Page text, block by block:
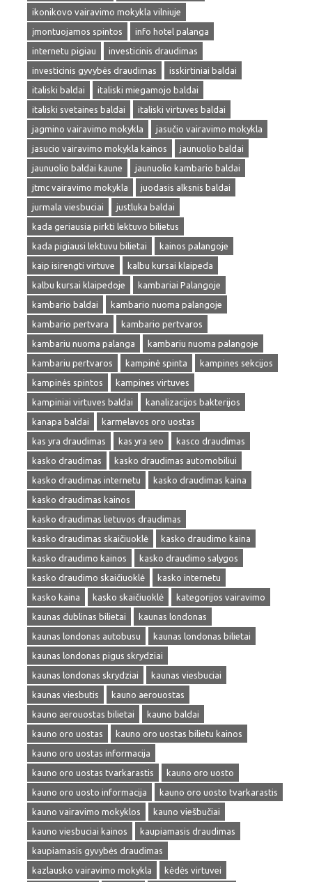
ikonikovo vairavimo mokykla vilniuje
įmontuojamos spintos
info hotel palanga
internetu pigiau
investicinis draudimas
investicinis gyvybės draudimas
isskirtiniai baldai
italiski baldai
italiski miegamojo baldai
italiski svetaines baldai
italiski virtuves baldai
jagmino vairavimo mokykla
jasučio vairavimo mokykla
jasucio vairavimo mokykla kainos
jaunuolio baldai
jaunuolio baldai kaune
jaunuolio kambario baldai
jtmc vairavimo mokykla
juodasis alksnis baldai
jurmala viesbuciai
justluka baldai
kada geriausia pirkti lektuvo bilietus
kada pigiausi lektuvu bilietai
kainos palangoje
kaip isirengti virtuve
kalbu kursai klaipeda
kalbu kursai klaipedoje
kambariai Palangoje
kambario baldai
kambario nuoma palangoje
kambario pertvara
kambario pertvaros
kambariu nuoma palanga
kambariu nuoma palangoje
kambariu pertvaros
kampinė spinta
kampines sekcijos
kampinės spintos
kampines virtuves
kampiniai virtuves baldai
kanalizacijos bakterijos
kanapa baldai
karmelavos oro uostas
kas yra draudimas
kas yra seo
kasco draudimas
kasko draudimas
kasko draudimas automobiliui
kasko draudimas internetu
kasko draudimas kaina
kasko draudimas kainos
kasko draudimas lietuvos draudimas
kasko draudimas skaičiuoklė
kasko draudimo kaina
kasko draudimo kainos
kasko draudimo salygos
kasko draudimo skaičiuoklė
kasko internetu
kasko kaina
kasko skaičiuoklė
kategorijos vairavimo
kaunas dublinas bilietai
kaunas londonas
kaunas londonas autobusu
kaunas londonas bilietai
kaunas londonas pigus skrydziai
kaunas londonas skrydziai
kaunas viesbuciai
kaunas viesbutis
kauno aerouostas
kauno aerouostas bilietai
kauno baldai
kauno oro uostas
kauno oro uostas bilietu kainos
kauno oro uostas informacija
kauno oro uostas tvarkarastis
kauno oro uosto
kauno oro uosto informacija
kauno oro uosto tvarkarastis
kauno vairavimo mokyklos
kauno viešbučiai
kauno viesbuciai kainos
kaupiamasis draudimas
kaupiamasis gyvybės draudimas
kazlausko vairavimo mokykla
kėdės virtuvei